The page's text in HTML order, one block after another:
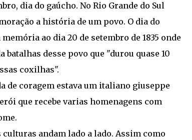
dia do gaúcho. No Rio Grande do Sul
a história de um povo. O dia do
ao dia 20 de setembro de 1835 onde
desse povo que "durou quase 10
coxilhas".
de coragem estava um italiano giuseppe
que recebe varias homenagens com
culturas andam lado a lado. Assim como